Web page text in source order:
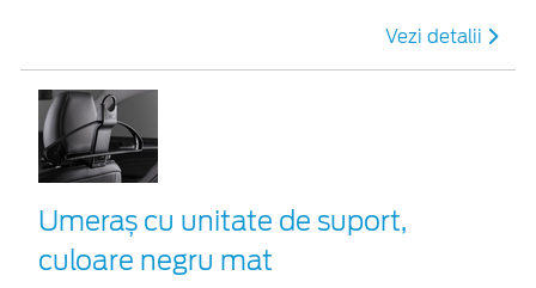
Vezi detalii
Umeraș cu unitate de suport,
culoare negru mat